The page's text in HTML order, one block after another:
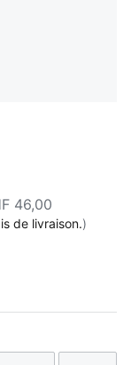
46,00
de livraison.)